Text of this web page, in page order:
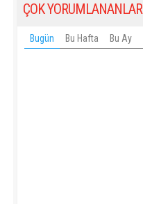
ÇOK YORUMLANANLAR
Bugün Bu Hafta Bu Ay